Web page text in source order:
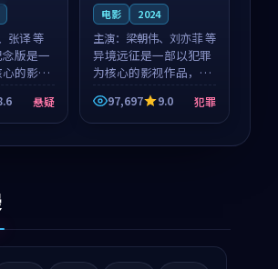
张译 等
版是一
的影视
、反转
，整体
推荐观
悬疑
电影 2024
主演： 梁朝伟、刘亦菲 等
异境远征是一部以犯罪
为核心的影视作品，围
绕危机、反转与人物成
长展开，整体节奏紧
凑，值得推荐观看。
97,697 9.0 犯罪